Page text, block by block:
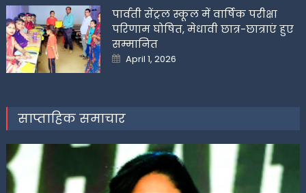
पार्वती सेंट्रल स्कूल में वार्षिक परीक्षा
परिणाम घोषित, मेधावी छात्र-छात्राएं हुए
सम्मानित
Posted
on
April 1, 2026
साप्ताहिक समाचार